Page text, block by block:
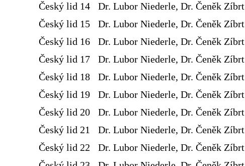
Český lid 14
Dr. Lubor Niederle, Dr. Čeněk Zíbrt
Český lid 15
Dr. Lubor Niederle, Dr. Čeněk Zíbrt
Český lid 16
Dr. Lubor Niederle, Dr. Čeněk Zíbrt
Český lid 17
Dr. Lubor Niederle, Dr. Čeněk Zíbrt
Český lid 18
Dr. Lubor Niederle, Dr. Čeněk Zíbrt
Český lid 19
Dr. Lubor Niederle, Dr. Čeněk Zíbrt
Český lid 20
Dr. Lubor Niederle, Dr. Čeněk Zíbrt
Český lid 21
Dr. Lubor Niederle, Dr. Čeněk Zíbrt
Český lid 22
Dr. Lubor Niederle, Dr. Čeněk Zíbrt